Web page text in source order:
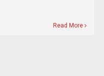
Read More